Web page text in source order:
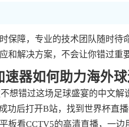
保障，专业的技术团队随时待
和解决方案，不会让你错过重
速器如何助力海外
想错过这场足球盛宴的中文解
功后打开B站，找到世界杯
板看CCTV5的高清直播，一